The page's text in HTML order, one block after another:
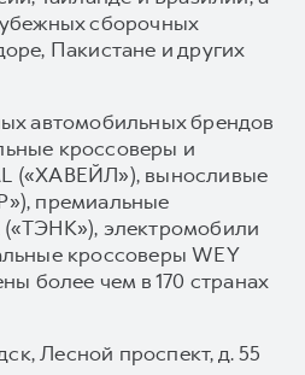
сборочных
Пакистане и других
автомобильных брендов
кроссоверы и
(«ХАВЕЙЛ»), выносливые
премиальные
электромобили
кроссоверы WEY
более чем в 170 странах
Лесной проспект, д. 55